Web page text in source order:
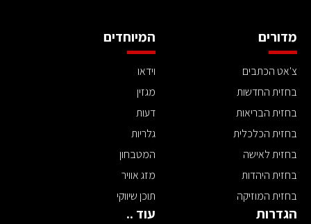
מדורים
צ'אט הכתבים
בחזית החדשות
בחזית הבריאות
בחזית הכלכלית
בחזית לאישה
בחזית היהדות
בחזית המוזיקה
המיוחדים
וידאו
מגזין
דעות
גלריות
המטבחון
מזג אוויר
תוכן שיווקי
הגדרות עוד ..